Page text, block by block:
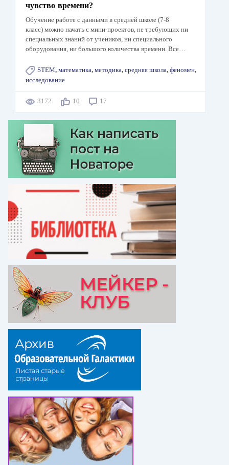
чувство времени?
Обучение работе с данными в средней школе (7-8
класс) можно начать с мини-проектов, не требующих ни
специальных знаний от учеников, ни специального
оборудования, ни большого количества времени. Все…
STEM, математика, методика, средняя школа, феномен,
исследование
3172 10 17